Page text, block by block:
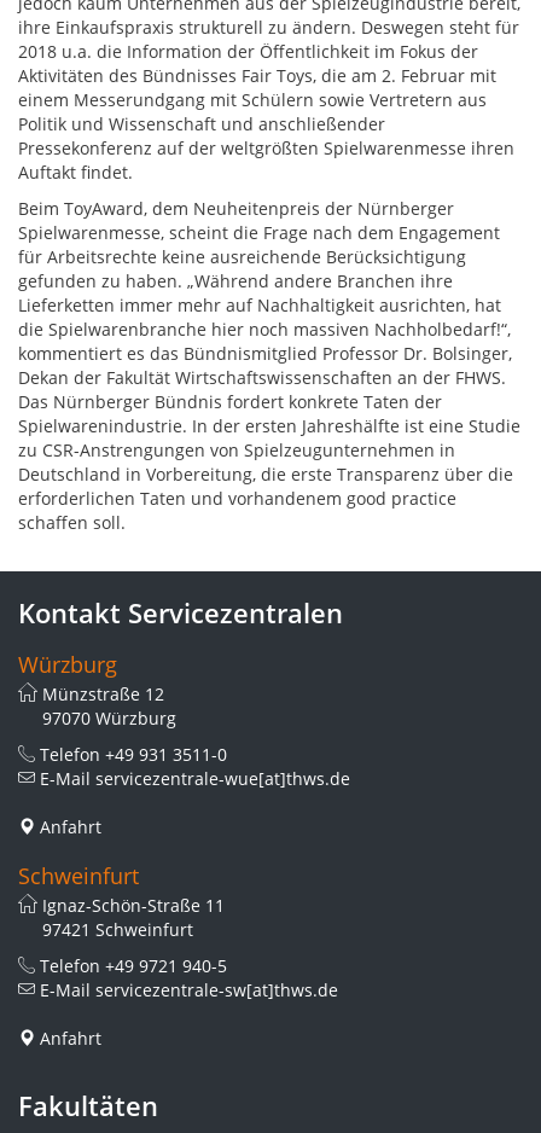
ihre Einkaufspraxis strukturell zu ändern. Deswegen steht für
2018 u.a. die Information der Öffentlichkeit im Fokus der
Aktivitäten des Bündnisses Fair Toys, die am 2. Februar mit
einem Messerundgang mit Schülern sowie Vertretern aus
Politik und Wissenschaft und anschließender
Pressekonferenz auf der weltgrößten Spielwarenmesse ihren
Auftakt findet.
Beim ToyAward, dem Neuheitenpreis der Nürnberger
Spielwarenmesse, scheint die Frage nach dem Engagement
für Arbeitsrechte keine ausreichende Berücksichtigung
gefunden zu haben. „Während andere Branchen ihre
Lieferketten immer mehr auf Nachhaltigkeit ausrichten, hat
die Spielwarenbranche hier noch massiven Nachholbedarf!“,
kommentiert es das Bündnismitglied Professor Dr. Bolsinger,
Dekan der Fakultät Wirtschaftswissenschaften an der FHWS.
Das Nürnberger Bündnis fordert konkrete Taten der
Spielwarenindustrie. In der ersten Jahreshälfte ist eine Studie
zu CSR-Anstrengungen von Spielzeugunternehmen in
Deutschland in Vorbereitung, die erste Transparenz über die
erforderlichen Taten und vorhandenem good practice
schaffen soll.
Kontakt Servicezentralen
Würzburg
Münzstraße 12
97070 Würzburg
Telefon +49 931 3511-0
E-Mail servicezentrale-wue[at]thws.de
Anfahrt
Schweinfurt
Ignaz-Schön-Straße 11
97421 Schweinfurt
Telefon +49 9721 940-5
E-Mail servicezentrale-sw[at]thws.de
Anfahrt
Fakultäten